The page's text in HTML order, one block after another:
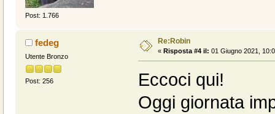
Post: 1.766
fedeg
Utente Bronzo
Post: 256
Re:Robin
« Risposta #4 il: 01 Giugno 2021,
Eccoci qui!
Oggi giornata